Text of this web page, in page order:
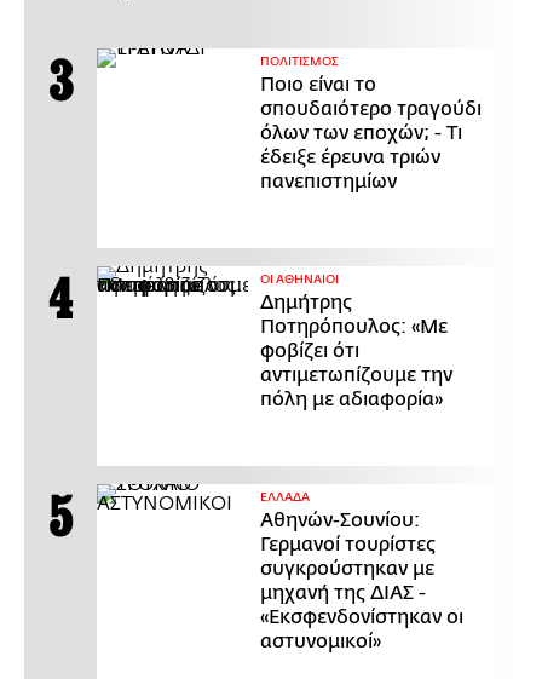
ΠΟΛΙΤΙΣΜΟΣ
Ποιο είναι το
σπουδαιότερο τραγούδι
όλων των εποχών; - Τι
έδειξε έρευνα τριών
πανεπιστημίων
ΟΙ ΑΘΗΝΑΙΟΙ
Δημήτρης
Ποτηρόπουλος: «Με
φοβίζει ότι
αντιμετωπίζουμε την
πόλη με αδιαφορία»
ΕΛΛΑΔΑ
Αθηνών-Σουνίου:
Γερμανοί τουρίστες
συγκρούστηκαν με
μηχανή της ΔΙΑΣ -
«Εκσφενδονίστηκαν οι
αστυνομικοί»